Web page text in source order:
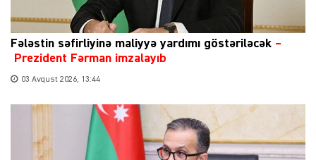
Fələstin səfirliyinə maliyyə yardımı göstəriləcək –
Prezident Fərman imzalayıb
03 Avqust 2026, 13:44